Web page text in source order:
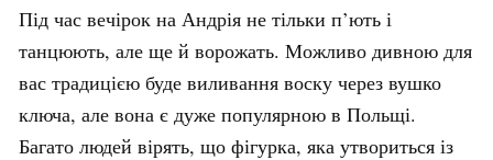
Під час вечірок на Андрія не тільки п’ють і
танцюють, але ще й ворожать. Можливо дивною для
вас традицією буде виливання воску через вушко
ключа, але вона є дуже популярною в Польщі.
Багато людей вірять, що фігурка, яка утвориться із